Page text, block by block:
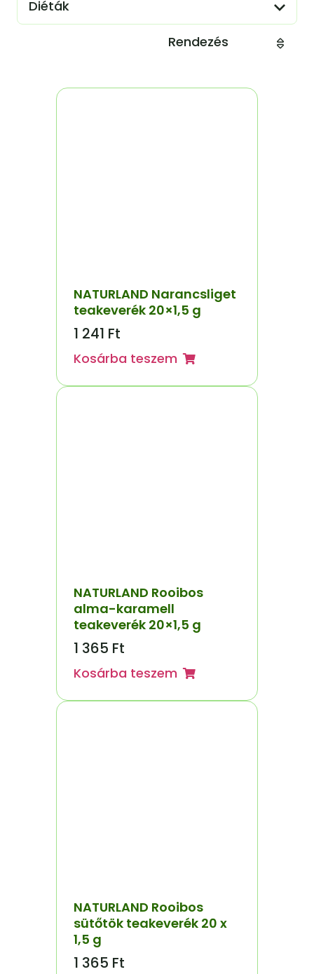
Diéták
Rendezés
NATURLAND Narancsliget
teakeverék 20×1,5 g
1 241 Ft
Kosárba teszem
NATURLAND Rooibos
alma-karamell
teakeverék 20×1,5 g
1 365 Ft
Kosárba teszem
NATURLAND Rooibos
sütőtök teakeverék 20 x
1,5 g
1 365 Ft